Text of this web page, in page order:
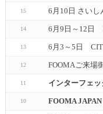
15 6月10日 さいし
14 6月9日～12日
13 6月3～5日
12 FOOMAご来場
11 インターフェ
10 FOOMA